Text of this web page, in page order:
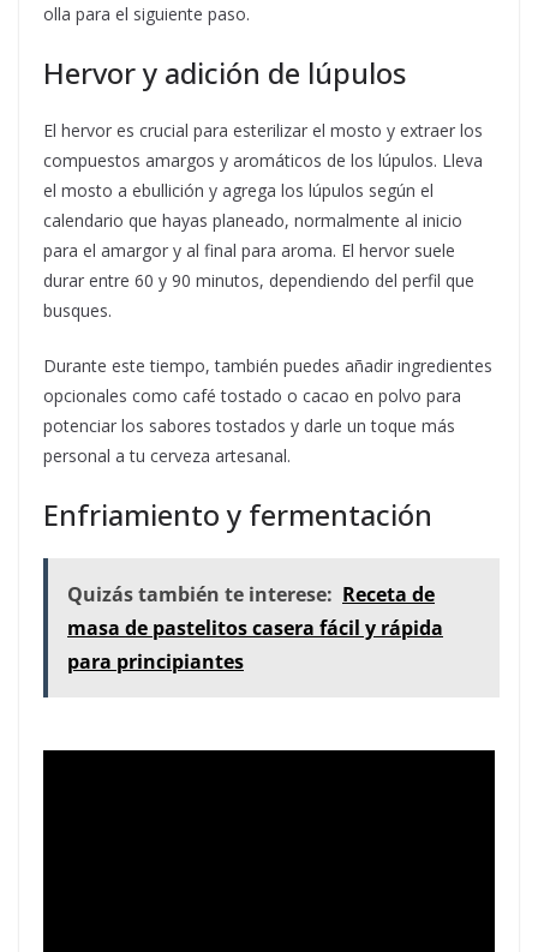
olla para el siguiente paso.
Hervor y adición de lúpulos
El hervor es crucial para esterilizar el mosto y extraer los
compuestos amargos y aromáticos de los lúpulos. Lleva
el mosto a ebullición y agrega los lúpulos según el
calendario que hayas planeado, normalmente al inicio
para el amargor y al final para aroma. El hervor suele
durar entre 60 y 90 minutos, dependiendo del perfil que
busques.
Durante este tiempo, también puedes añadir ingredientes
opcionales como café tostado o cacao en polvo para
potenciar los sabores tostados y darle un toque más
personal a tu cerveza artesanal.
Enfriamiento y fermentación
Quizás también te interese: Receta de
masa de pastelitos casera fácil y rápida
para principiantes